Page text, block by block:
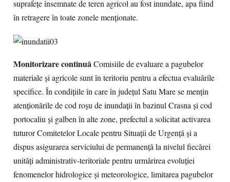
suprafeţe însemnate de teren agricol au fost inundate, apa fiind
în retragere în toate zonele menţionate.
Monitorizare continuăComisiile de evaluare a pagubelor
materiale şi agricole sunt în teritoriu pentru a efectua evaluările
specifice. În condiţiile în care în judeţul Satu Mare se menţin
atenţionările de cod roşu de inundaţii în bazinul Crasna şi cod
portocaliu şi galben în alte zone, prefectul a solicitat activarea
tuturor Comitetelor Locale pentru Situaţii de Urgenţă şi a
dispus asigurarea serviciului de permanenţă la nivelul fiecărei
unităţi administrativ-teritoriale pentru urmărirea evoluţiei
fenomenelor hidrologice şi meteorologice, limitarea pagubelor